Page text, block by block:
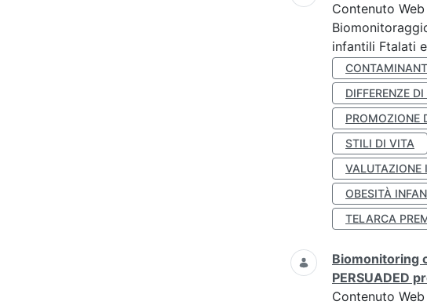
Contenuto Web
infantili Ftalati
DIFFERENZE DI
PROMOZIONE
STILI DI VITA
VALUTAZIONE
OBESITÀ
TELARCA
Biomonitoring
PERSUADED
Contenuto Web